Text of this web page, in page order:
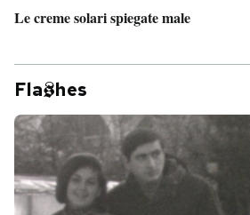
Le creme solari spiegate male
Fla hes